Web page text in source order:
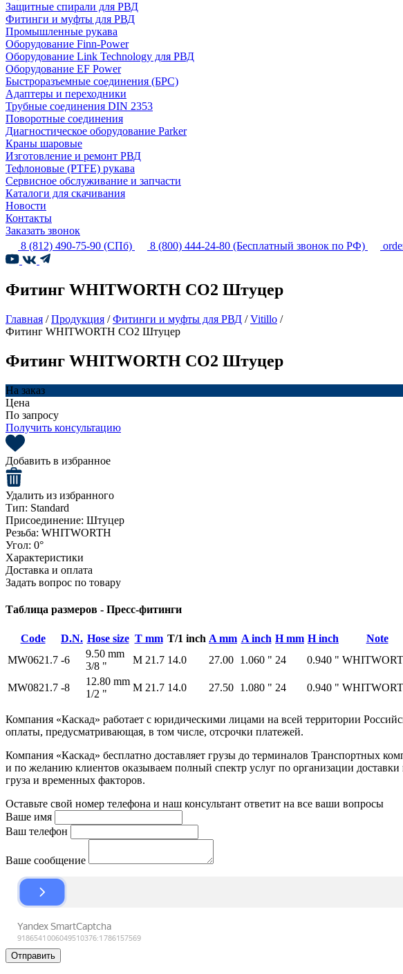
Защитные спирали для РВД
Фитинги и муфты для РВД
Промышленные рукава
Оборудование Finn-Power
Оборудование Link Technology для РВД
Оборудование EF Power
Быстроразъемные соединения (БРС)
Адаптеры и переходники
Трубные соединения DIN 2353
Поворотные соединения
Диагностическое оборудование Parker
Краны шаровые
Изготовление и ремонт РВД
Тефлоновые (PTFE) рукава
Сервисное обслуживание и запчасти
Каталоги для скачивания
Новости
Контакты
Заказать звонок
8 (812) 490-75-90 (СПб) 8 (800) 444-24-80 (Бесплатный звонок по РФ)
Фитинг WHITWORTH CO2 Штуцер
Главная /Продукция /Фитинги и муфты для РВД /Vitillo /
Фитинг WHITWORTH CO2 Штуцер
Фитинг WHITWORTH CO2 Штуцер
На заказ
Цена
По запросу
Получить консультацию
Добавить в избранное
Удалить из избранного
Тип: Standard
Присоединение: Штуцер
Резьба: WHITWORTH
Угол: 0°
Характеристики
Доставка и оплата
Задать вопрос по товару
Таблица размеров - Пресс-фитинги
Code D.N. Hose size T mm T/1 inch A mm A inch H mm H inch
Note
MW0621.7 -6
9.50 mm
3/8 "
M 21.7 14.0 27.00 1.060 " 24 0.940 "
MW0821.7 -8
12.80 mm
1/2 "
M 21.7 14.0 27.50 1.080 " 24 0.940 "
Компания «Каскад» работает с юридическими лицами на всей территории
оплаты, предусматривающая, в том числе, отсрочки платежей.
Компания «Каскад» бесплатно доставляет грузы до терминалов Транспортных
и по желанию клиентов оказываем полный спектр услуг по организации
груза и временных факторов.
Оставьте свой номер телефона и наш консультант ответит на все ваши вопросы
Ваше имя
Ваш телефон
Ваше сообщение
Отправить